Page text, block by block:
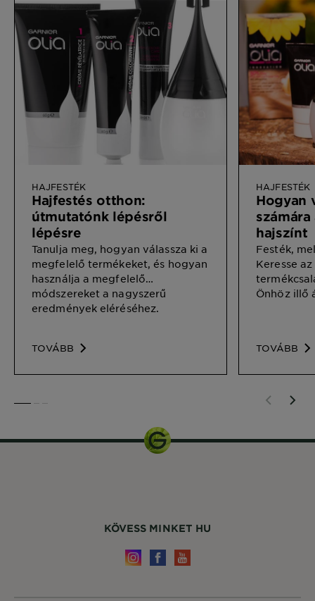
HAJFESTÉK
Hajfestés otthon:
útmutatónk lépésről
lépésre
Tanulja meg, hogyan válassza ki a
megfelelő termékeket, és hogyan
használja a megfelelő
módszereket a nagyszerű
eredmények eléréséhez.
TOVÁBB
HAJFESTÉK
Hogyan
hajszínt
Festék,
Keresse
Önhöz illő
TOVÁBB
KÖVESS MINKET HU